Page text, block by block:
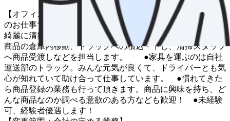
【オフィスレスキュー１１９ＨＡＰＰＹの商品センター】で
のお仕事です。 商品センターでは、買取した商品を登録→
綺麗に清掃→必要な方へ届けるまでの業務を行っています。
商品の倉庫内移動、トラックへの積込・下し、清掃スタッフ
へ商品受渡しなどを担当します。 ●家具を運ぶのは自社
運送部のトラック。みんな元気が良くて、ドライバーとも気
心が知れていて助け合って仕事しています。 ●慣れてきた
ら商品登録の業務も行って頂きます。商品に興味を持ち、ど
んな商品なのか調べる意欲のある方なども歓迎！ ●未経験
可、経験者優遇します！